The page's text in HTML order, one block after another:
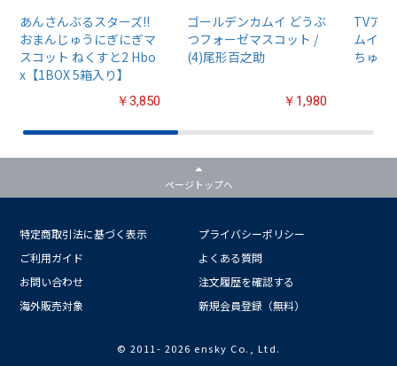
あんさんぶるスターズ!!
おまんじゅうにぎにぎマ
スコット ねくすと2 Hbo
x【1BOX 5箱入り】
￥3,850
ゴールデンカムイ どうぶ
つフォーゼマスコット /
(4)尾形百之助
￥1,980
TVア
ムイ』
ちゅる
ページトップへ
特定商取引法に基づく表示
プライバシーポリシー
ご利用ガイド
よくある質問
お問い合わせ
注文履歴を確認する
海外販売対象
新規会員登録（無料）
© 2011- 2026 ensky Co., Ltd.